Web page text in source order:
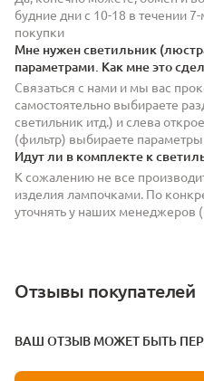
будние дни с 10-18 в течении
покупки
Мне нужен светильник
параметрами. Как мне это
Связаться с нами и мы вас
самостоятельно выбираете
светильник итд.) и слева
(фильтр) выбираете
Идут ли в комплекте к
К сожалению не все
изделия лампочками. По
уточнять у наших менеджеров
Отзывы покупателей
ВАШ ОТЗЫВ МОЖЕТ БЫТЬ